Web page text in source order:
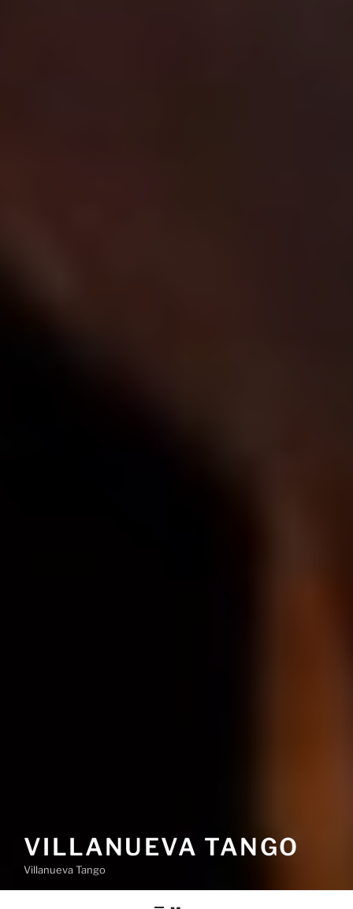
VILLANUEVA TANGO
Villanueva Tango